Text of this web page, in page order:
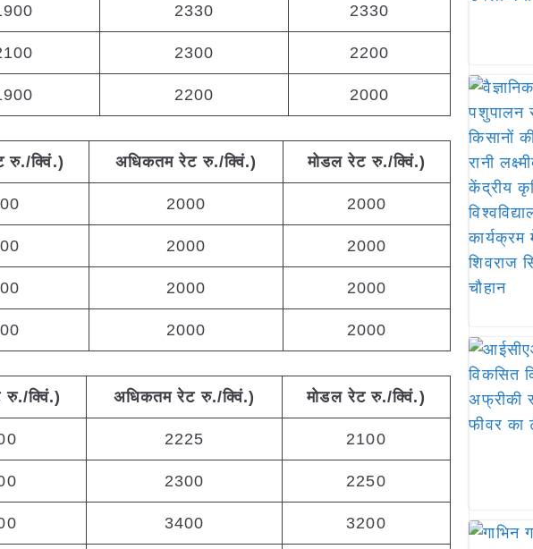
2330 2330
2300 2200
2200 2000
रु./क्विं.) अधिकतम रेट रु./क्विं.) मोडल रेट रु./क्विं.)
2000 2000
2000 2000
2000 2000
2000 2000
रु./क्विं.) अधिकतम रेट रु./क्विं.) मोडल रेट रु./क्विं.)
2225 2100
2300 2250
3400 3200